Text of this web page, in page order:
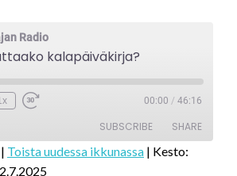
Radio
kalapäiväkirja?
00:00 / 46:16
SUBSCRIBE SHARE
| Toista uudessa ikkunassa | Kesto: